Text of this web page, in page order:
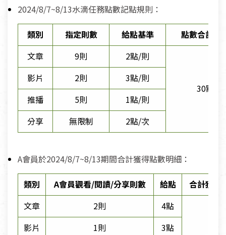
2024/8/7~8/13水滴任務點數記點規則：
類別 指定則數 給點基準
點數合計上
文章
9則 2點/則
30點
影片 2則
3點/則
推播
5則
1點/則
分享
無限制 2點/次
A會員於2024/8/7~8/13期間合計獲得點數明細：
類別 A會員觀看/閱讀/分享則數 給點
合計獲得
文章
2則 4點
影片 1則
3點